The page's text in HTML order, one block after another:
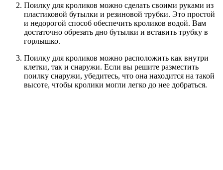
Поилку для кроликов можно сделать своими руками из
пластиковой бутылки и резиновой трубки. Это простой
и недорогой способ обеспечить кроликов водой. Вам
достаточно обрезать дно бутылки и вставить трубку в
горлышко.
Поилку для кроликов можно расположить как внутри
клетки, так и снаружи. Если вы решите разместить
поилку снаружи, убедитесь, что она находится на такой
высоте, чтобы кролики могли легко до нее добраться.